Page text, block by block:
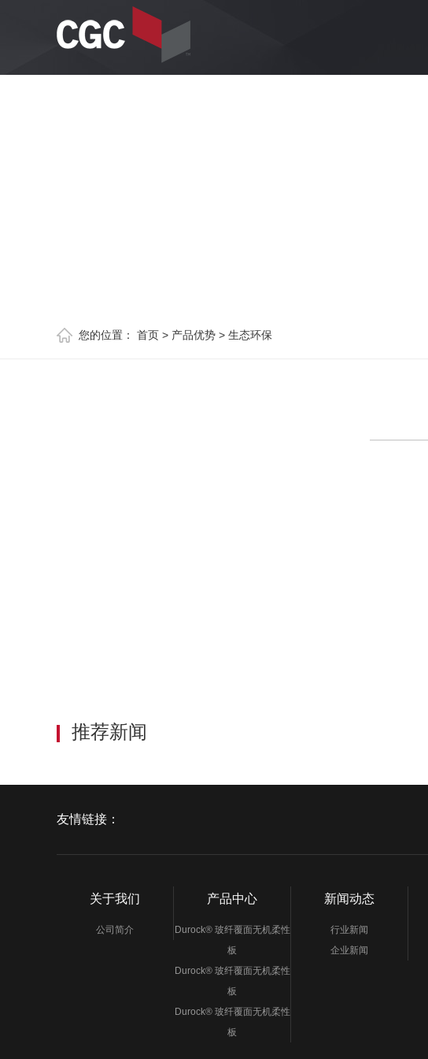
您的位置： 首页 > 产品优势 > 生态环保
推荐新闻
友情链接：
关于我们
公司简介
产品中心
Durock® 玻纤覆面无机柔性
板
Durock® 玻纤覆面无机柔性
板
Durock® 玻纤覆面无机柔性
板
新闻动态
行业新闻
企业新闻